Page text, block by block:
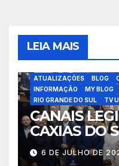
LEIA MAIS
ATUALIZAÇÕES BLOG
INFORMAÇÃO
MY BLOG
RIO GRANDE DO SUL
TV
CANAIS
CAXIAS DO
6 DE JULHO DE